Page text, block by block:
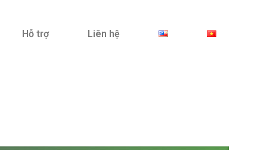
Hỗ trợ Liên hệ